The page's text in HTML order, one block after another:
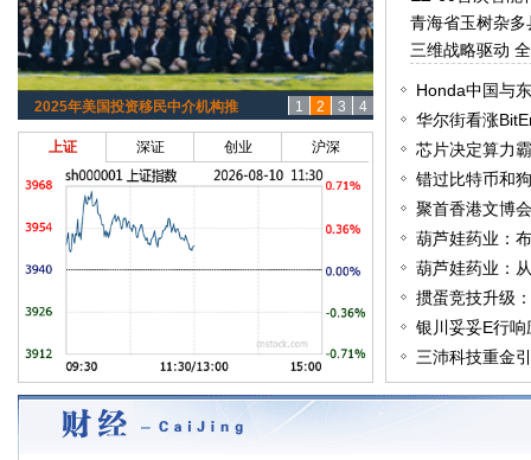
2025年美国投资移民中介机构推
荐
1 2 3 4
上证 深证 创业 沪深
青海省玉树杂
三维战略驱动
Honda中国与
份
华尔街看涨
BIT
芯片决定算力
BitEng
错过比特币和
你，
聚首香港文博
启
葫芦娃药业：
品
葫芦娃药业：
跑
掼蛋竞技升级
银川妥妥E行响
防
三沛科技重金